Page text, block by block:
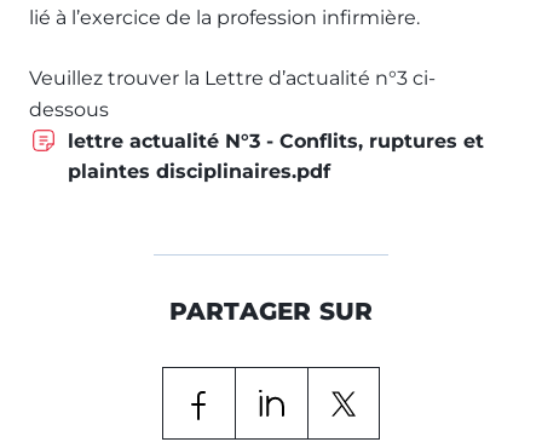
lié à l’exercice de la profession infirmière.
Veuillez trouver la Lettre d’actualité n°3 ci-
dessous
lettre actualité N°3 - Conflits, ruptures et
plaintes disciplinaires.pdf
PARTAGER SUR